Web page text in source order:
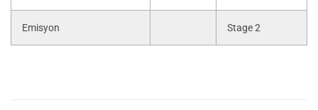
Emisyon Stage 2